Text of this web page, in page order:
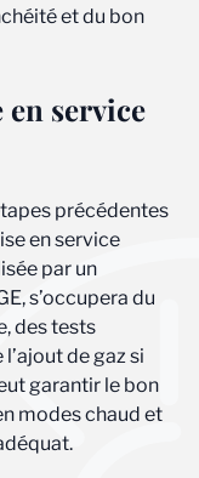
et du bon
en service
précédentes
en service
par un
s’occupera du
des tests
de gaz si
garantir le bon
modes chaud et